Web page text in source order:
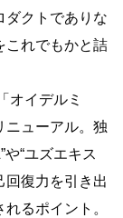
ダクトでありな
これでもかと詰
オイデルミ
ニューアル。独
“ユズエキス
回復力を引き出
るポイント。